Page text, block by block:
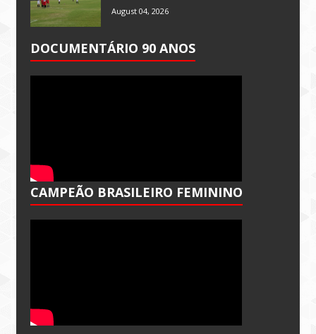
August 04, 2026
DOCUMENTÁRIO 90 ANOS
CAMPEÃO BRASILEIRO FEMININO